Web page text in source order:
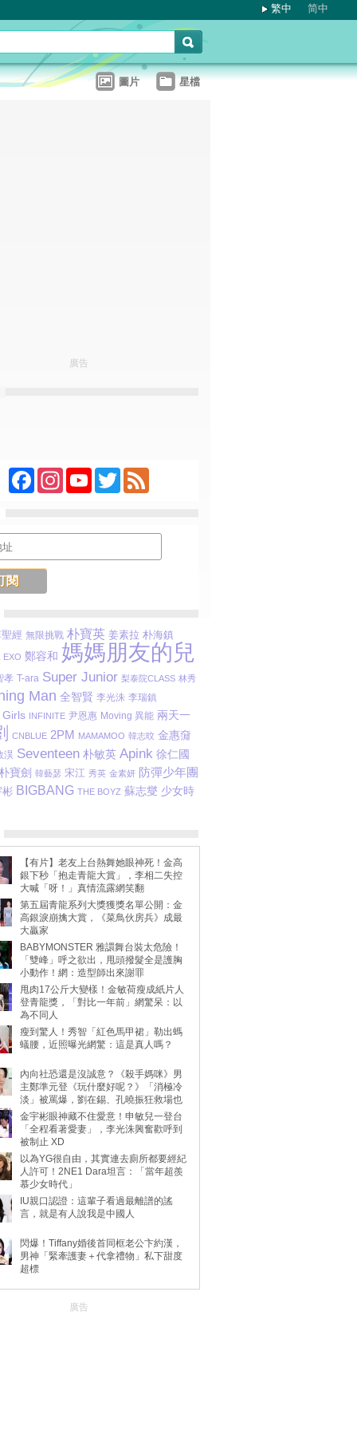
繁中 简中
圖片 星檔
廣告
FacebookInstagramYouTubeTwitterFeed
經 無限挑戰 朴寶英 姜素拉 朴海鎮
EXO 鄭容和 媽媽朋友的兒
孝 T-ara Super Junior 梨泰院CLASS 林秀
Man 全智賢 李光洙 李瑞鎮
INFINITE 尹恩惠 Moving 異能 兩天一
CNBLUE 2PM MAMAMOO 韓志旼 金惠奫
淏 Seventeen 朴敏英 Apink 徐仁國
寶劍 韓藝瑟 宋江 秀英 金素妍 防彈少年團
彬 BIGBANG THE BOYZ 蘇志燮 少女時
【有片】老友上台熱舞她眼神死！金高
銀下秒「抱走青龍大賞」，李相二失控
大喊「呀！」真情流露網笑翻
第五屆青龍系列大獎獲獎名單公開：金
高銀淚崩擒大賞，《菜鳥伙房兵》成最
大贏家
BABYMONSTER 雅譞舞台裝太危險！
「雙峰」呼之欲出，甩頭撥髮全是護胸
小動作！網：造型師出來謝罪
甩肉17公斤大變樣！金敏荷瘦成紙片人
登青龍獎，「對比一年前」網驚呆：以
為不同人
瘦到驚人！秀智「紅色馬甲裙」勒出螞
蟻腰，近照曝光網驚：這是真人嗎？
內向社恐還是沒誠意？《殺手媽咪》男
主鄭準元登《玩什麼好呢？》「消極冷
淡」被罵爆，劉在錫、孔曉振狂救場也
動
金宇彬眼神藏不住愛意！申敏兒一登台
「全程看著愛妻」，李光洙興奮歡呼到
被制止 XD
以為YG很自由，其實連去廁所都要經紀
人許可！2NE1 Dara坦言：「當年超羨
慕少女時代」
IU親口認證：這輩子看過最離譜的謠
言，就是有人說我是中國人
閃爆！Tiffany婚後首同框老公卞約漢，
男神「緊牽護妻＋代拿禮物」私下甜度
超標
廣告